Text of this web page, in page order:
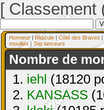
[ Classement
Honneur|Ridicule | Côté des Braves |
mouillés| Top lanceurs
Nombre de
1. iehl (18120
2. KANSASS